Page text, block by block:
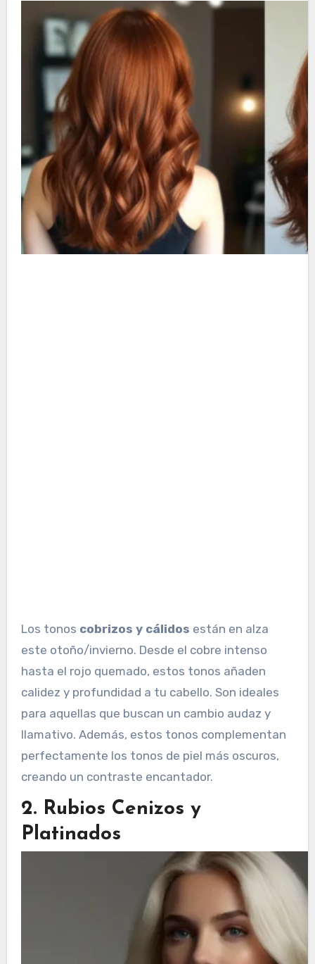
Los tonos cobrizos y cálidos están en alza
este otoño/invierno. Desde el cobre intenso
hasta el rojo quemado, estos tonos añaden
calidez y profundidad a tu cabello. Son ideales
para aquellas que buscan un cambio audaz y
llamativo. Además, estos tonos complementan
perfectamente los tonos de piel más oscuros,
creando un contraste encantador.
2. Rubios Cenizos y
Platinados